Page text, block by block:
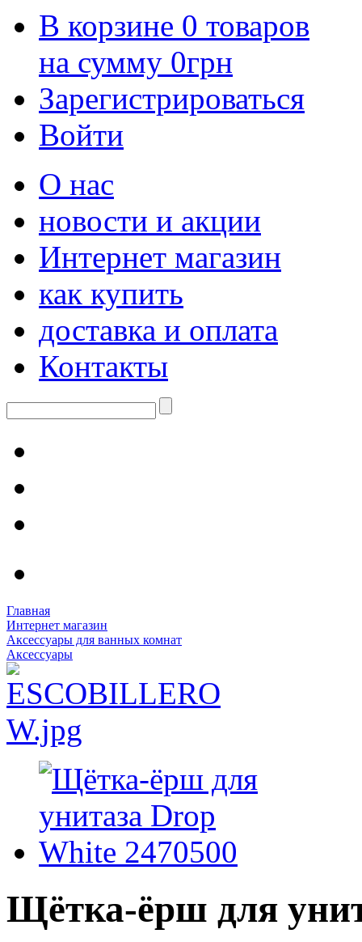
В корзине 0 товаров
на сумму 0грн
Зарегистрироваться
Войти
О нас
новости и акции
Интернет магазин
как купить
доставка и оплата
Контакты
Главная
Интернет магазин
Аксессуары для ванных комнат
Аксессуары
Щётка-ёрш для